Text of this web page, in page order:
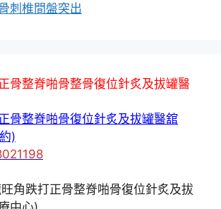
刺椎間盤突出
骨整脊啪骨整骨復位針炙及拔罐醫
骨整脊啪骨復位針炙及拔罐醫舘
)